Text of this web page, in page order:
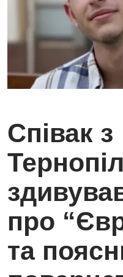
Співак з
про
та